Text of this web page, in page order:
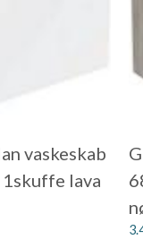
vaskeskab
lava